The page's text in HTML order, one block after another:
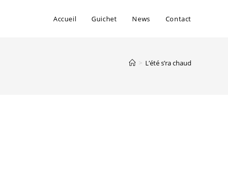
Accueil Guichet News Contact
> L’été s’ra chaud